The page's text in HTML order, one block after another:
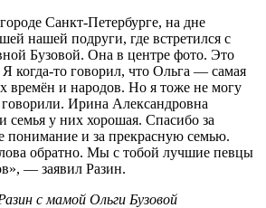
Санкт-Петербурге, на дне
нашей подруги, где встретился с
Бузовой. Она в центре фото. Это
когда-то говорил, что Ольга — самая
времён и народов. Но я тоже не могу
Ирина Александровна
семья у них хорошая. Спасибо за
понимание и за прекрасную семью.
обратно. Мы с тобой лучшие певцы
— заявил Разин.
с мамой Ольги Бузовой